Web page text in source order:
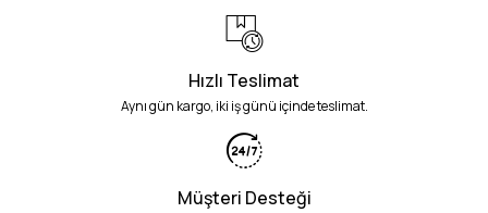
Hızlı Teslimat
Aynı gün kargo, iki iş günü içinde teslimat.
Müşteri Desteği